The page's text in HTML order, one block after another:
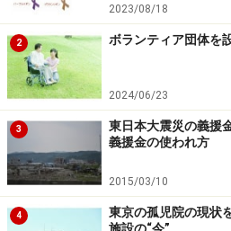
ボランティア団体の設
が重要
“知らせる”こともボランティア
でも活動を始めたら、記録をし
報発信していきましょう。その
来たり、手伝いを申し出る人が
待できます。
2023/08/18
2 ボランティア団体を
2024/06/23
3
東日本大震災の義援
義援金の使われ方
2015/03/10
4
東京の孤児院の現状